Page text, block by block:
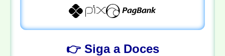
👉 Siga a Doces